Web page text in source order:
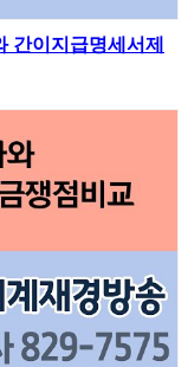
간이지급명세서제